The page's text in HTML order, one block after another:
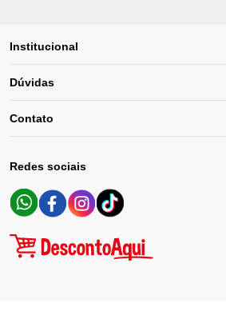
Institucional
Dúvidas
Contato
Redes sociais